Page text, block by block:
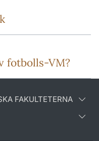
fotbolls-VM?
FAKULTETERNA